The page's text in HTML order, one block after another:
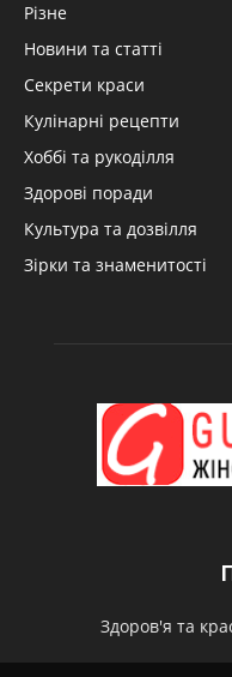
Різне
Новини та статті
Секрети краси
Кулінарні рецепти
Хоббі та рукоділля
Здорові поради
Культура та дозвілля
Зірки та знаменитості
Здоров'я та